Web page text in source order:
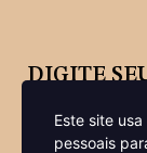
DIGITE
Este site
pessoais